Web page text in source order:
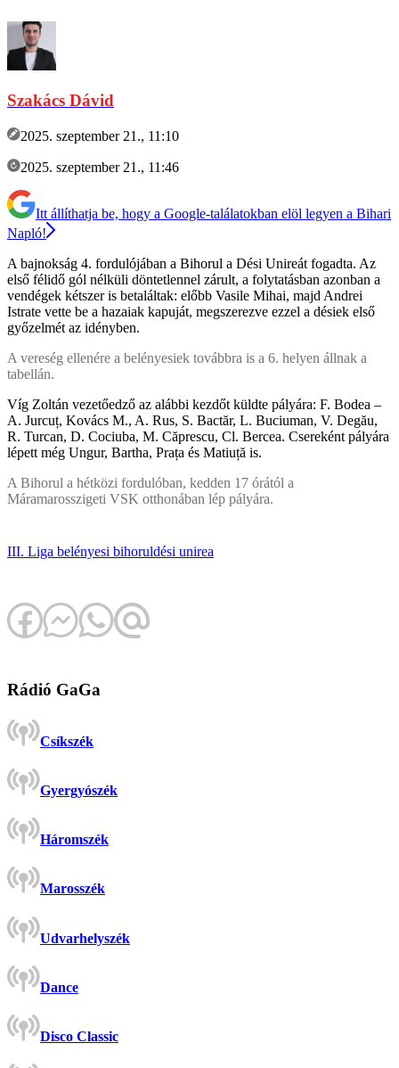
Szakács Dávid
2025. szeptember 21., 11:10
2025. szeptember 21., 11:46
Itt állíthatja be, hogy a Google-találatokban elöl legyen a Bihari
Napló!
A bajnokság 4. fordulójában a Bihorul a Dési Unireát fogadta. Az
első félidő gól nélküli döntetlennel zárult, a folytatásban azonban a
vendégek kétszer is betaláltak: előbb Vasile Mihai, majd Andrei
Istrate vette be a hazaiak kapuját, megszerezve ezzel a désiek első
győzelmét az idényben.
A vereség ellenére a belényesiek továbbra is a 6. helyen állnak a
tabellán.
Víg Zoltán vezetőedző az alábbi kezdőt küldte pályára: F. Bodea –
A. Jurcuț, Kovács M., A. Rus, S. Bactăr, L. Buciuman, V. Degău,
R. Turcan, D. Cociuba, M. Căprescu, Cl. Bercea. Csereként pályára
lépett még Ungur, Bartha, Prața és Matiuță is.
A Bihorul a hétközi fordulóban, kedden 17 órától a
Máramarosszigeti VSK otthonában lép pályára.
III. Liga belényesi bihoruldési unirea
Rádió GaGa
Csíkszék
Gyergyószék
Háromszék
Marosszék
Udvarhelyszék
Dance
Disco Classic